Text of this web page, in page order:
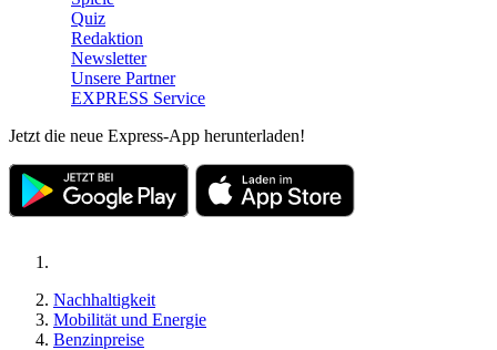
Quiz
Redaktion
Newsletter
Unsere Partner
EXPRESS Service
Jetzt die neue Express-App herunterladen!
Nachhaltigkeit
Mobilität und Energie
Benzinpreise